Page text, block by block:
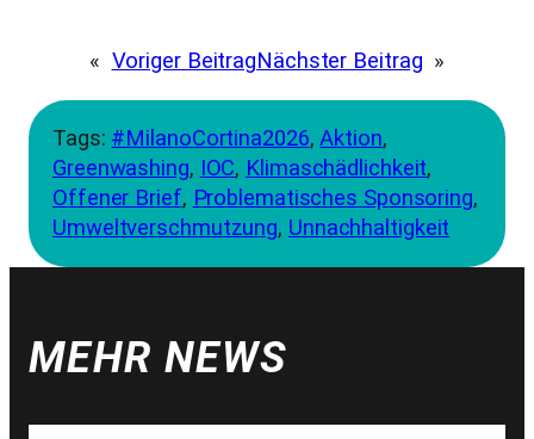
« Voriger BeitragNächster Beitrag »
Tags: #MilanoCortina2026, Aktion
Greenwashing, IOC, Klimaschädlichkeit
Offener Brief, Problematisches Sponsoring
Umweltverschmutzung, Unnachhaltigkeit
MEHR NEWS